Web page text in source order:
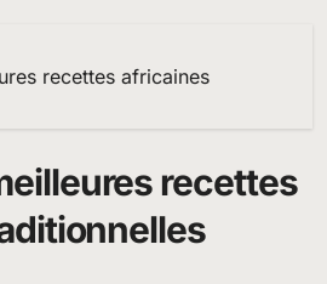
recettes africaines
recettes